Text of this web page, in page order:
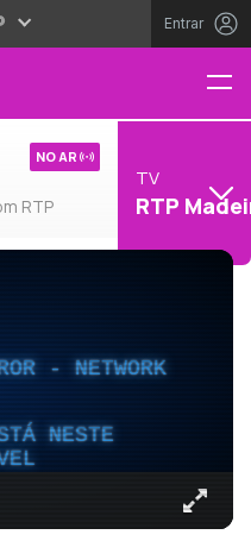
Entrar
RTP
NO AR
TV
RTP
- NETWORK
NESTE